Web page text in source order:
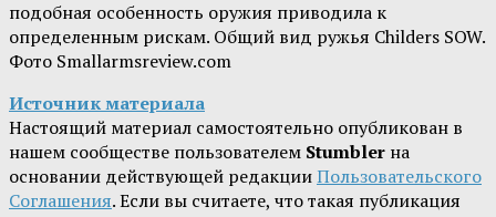
подобная особенность оружия приводила к
определенным рискам. Общий вид ружья Childers SOW.
Фото Smallarmsreview.com
Источник материала
Настоящий материал самостоятельно опубликован в
нашем сообществе пользователем Stumbler на
основании действующей редакцииПользовательского
Соглашения. Если вы считаете, что такая публикация